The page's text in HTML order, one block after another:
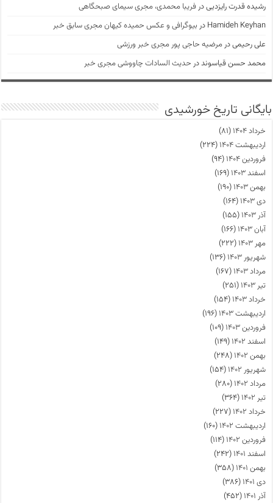
رشیده قدرت رایزدییدرفریبا محمدی، مجری سیمای صبحگاهی
Hamideh Keyhan در بیوگرافی و عکس حمیده کیهان مجری سابق خبر
علی رحیمیدرمرضیه حاجی پور مجری خبر ورزشی
محمد حسن قیاسونددر حدیث السادات چاووشی مجری خبر
بایگانی تاریخ خورشیدی
خرداد ۱۴۰۴
(۸۱)
اردیبهشت ۱۴۰۴
(۲۲۴)
فروردین ۱۴۰۴
(۹۴)
اسفند ۱۴۰۳
(۱۶۹)
بهمن ۱۴۰۳
(۱۹۰)
دی ۱۴۰۳
(۱۶۴)
آذر ۱۴۰۳
(۱۵۵)
آبان ۱۴۰۳
(۱۶۶)
مهر ۱۴۰۳
(۲۲۲)
شهریور ۱۴۰۳
(۱۳۶)
مرداد ۱۴۰۳
(۱۶۷)
تیر ۱۴۰۳
(۲۵۱)
خرداد ۱۴۰۳
(۱۵۴)
اردیبهشت ۱۴۰۳
(۱۹۶)
فروردین ۱۴۰۳
(۱۰۹)
اسفند ۱۴۰۲
(۱۴۹)
بهمن ۱۴۰۲
(۲۴۸)
شهریور ۱۴۰۲
(۱۵۴)
مرداد ۱۴۰۲
(۲۸۰)
تیر ۱۴۰۲
(۳۶۴)
خرداد ۱۴۰۲
(۲۲۷)
اردیبهشت ۱۴۰۲
(۱۶۰)
فروردین ۱۴۰۲
(۱۱۴)
اسفند ۱۴۰۱
(۲۴۲)
بهمن ۱۴۰۱
(۳۵۸)
دی ۱۴۰۱
(۳۸۶)
آذر ۱۴۰۱
(۴۵۲)